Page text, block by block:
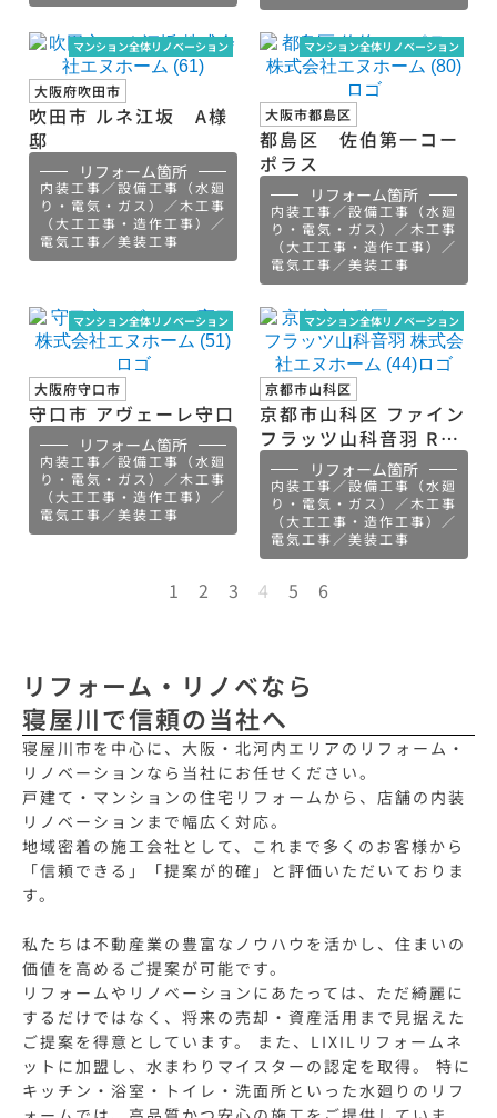
マンション全体リノベーション
大阪府吹田市
吹田市 ルネ江坂 A様
邸
リフォーム箇所
内装工事／設備工事（水廻
り・電気・ガス）／木工事
（大工工事・造作工事）／
電気工事／美装工事
マンション全体リノベーション
大阪市都島区
都島区 佐伯第一コー
ポラス
リフォーム箇所
内装工事／設備工事（水廻
り・電気・ガス）／木工事
（大工工事・造作工事）／
電気工事／美装工事
マンション全体リノベーション
大阪府守口市
守口市 アヴェーレ守口
リフォーム箇所
内装工事／設備工事（水廻
り・電気・ガス）／木工事
（大工工事・造作工事）／
電気工事／美装工事
マンション全体リノベーション
京都市山科区
京都市山科区 ファイン
フラッツ山科音羽 R様
邸
リフォーム箇所
内装工事／設備工事（水廻
り・電気・ガス）／木工事
（大工工事・造作工事）／
電気工事／美装工事
1 2 3 4 5 6
リフォーム・リノベなら
寝屋川で信頼の当社へ
寝屋川市を中心に、大阪・北河内エリアのリフォーム・
リノベーションなら当社にお任せください。
戸建て・マンションの住宅リフォームから、店舗の内装
リノベーションまで幅広く対応。
地域密着の施工会社として、これまで多くのお客様から
「信頼できる」「提案が的確」と評価いただいておりま
す。
私たちは不動産業の豊富なノウハウを活かし、住まいの
価値を高めるご提案が可能です。
リフォームやリノベーションにあたっては、ただ綺麗に
するだけではなく、将来の売却・資産活用まで見据えた
ご提案を得意としています。 また、LIXILリフォームネ
ットに加盟し、水まわりマイスターの認定を取得。 特に
キッチン・浴室・トイレ・洗面所といった水廻りのリフ